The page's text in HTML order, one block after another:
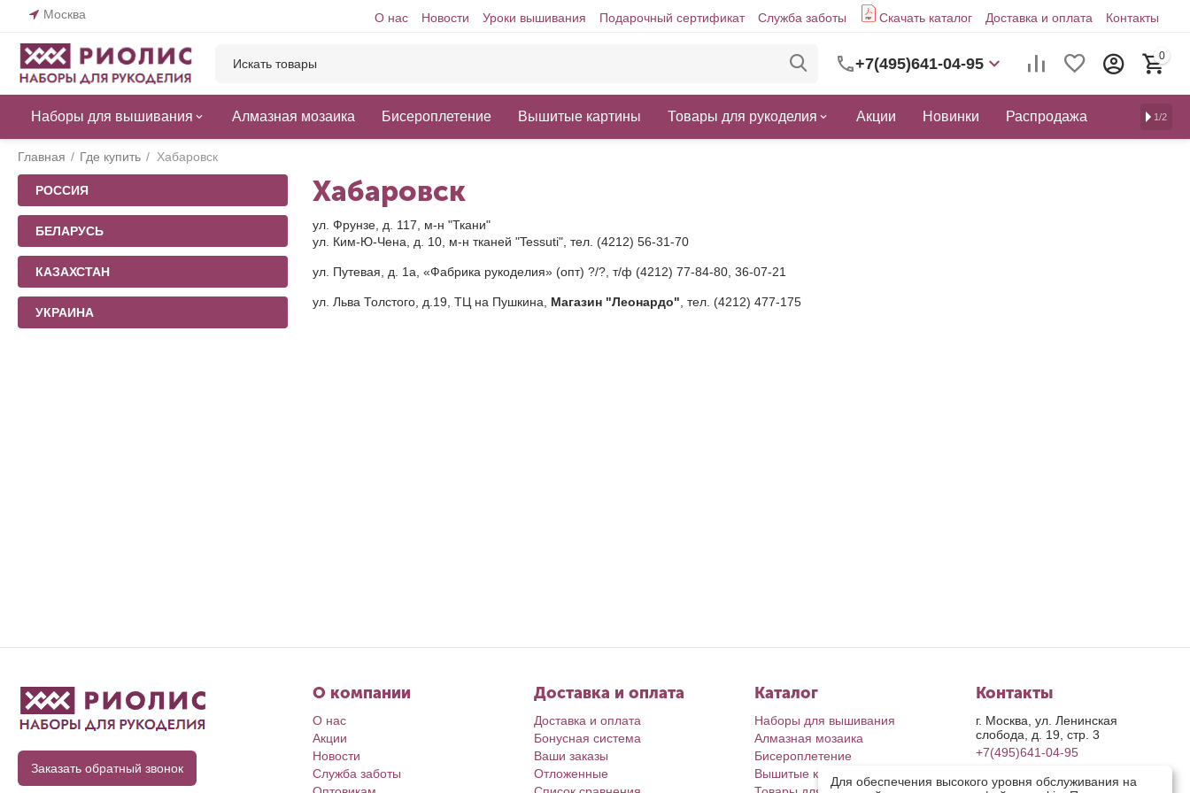
Москва О нас Новости Уроки вышивания Подарочный сертификат Служба заботы Скачать каталог Доставка и оплата Контакты
+7(495)641-04-95 0
Наборы для вышивания Алмазная мозаика Бисероплетение Вышитые картины Товары для рукоделия Акции Новинки Распродажа 1/2
Главная / Где купить / Хабаровск
РОССИЯ
БЕЛАРУСЬ
КАЗАХСТАН
УКРАИНА
Хабаровск
ул. Фрунзе, д. 117, м-н "Ткани"
ул. Ким-Ю-Чена, д. 10, м-н тканей "Tessuti", тел. (4212) 56-31-70
ул. Путевая, д. 1а, «Фабрика рукоделия» (опт) ?/?, т/ф (4212) 77-84-80, 36-07-21
ул. Льва Толстого, д.19, ТЦ на Пушкина, Магазин "Леонардо" , тел. (4212) 477-175
Заказать обратный звонок
О компании
О нас
Акции
Новости
Служба заботы
Доставка и оплата
Доставка и оплата
Бонусная система
Ваши заказы
Отложенные
Каталог
Наборы для вышивания
Алмазная мозаика
Бисероплетение
Вышитые картины
Контакты
г. Москва, ул. Ленинская
слобода, д. 19, стр. 3
+7(495)641-04-95
сб, вс: выходные дни
Для обеспечения высокого уровня обслуживания на